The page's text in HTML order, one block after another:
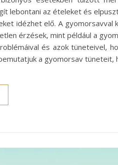
lebontani az ételeket és
idézhet elő. A
érzések, mint például a
és azok tüneteivel,
a gyomorsav